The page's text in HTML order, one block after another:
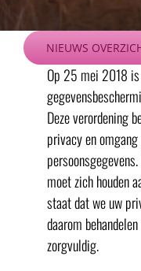
NIEUWS
Op 25 mei 2018
Deze verordening
privacy en
moet zich houden
staat dat we uw
daarom
zorgvuldig.